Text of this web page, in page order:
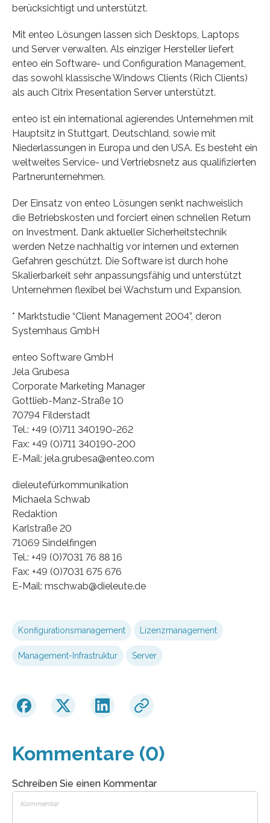
berücksichtigt und unterstützt.
Mit enteo Lösungen lassen sich Desktops, Laptops
und Server verwalten. Als einziger Hersteller liefert
enteo ein Software- und Configuration Management,
das sowohl klassische Windows Clients (Rich Clients)
als auch Citrix Presentation Server unterstützt.
enteo ist ein international agierendes Unternehmen mit
Hauptsitz in Stuttgart, Deutschland, sowie mit
Niederlassungen in Europa und den USA. Es besteht ein
weltweites Service- und Vertriebsnetz aus qualifizierten
Partnerunternehmen.
Der Einsatz von enteo Lösungen senkt nachweislich
die Betriebskosten und forciert einen schnellen Return
on Investment. Dank aktueller Sicherheitstechnik
werden Netze nachhaltig vor internen und externen
Gefahren geschützt. Die Software ist durch hohe
Skalierbarkeit sehr anpassungsfähig und unterstützt
Unternehmen flexibel bei Wachstum und Expansion.
* Marktstudie “Client Management 2004”, deron
Systemhaus GmbH
enteo Software GmbH
Jela Grubesa
Corporate Marketing Manager
Gottlieb-Manz-Straße 10
70794 Filderstadt
Tel.: +49 (0)711 340190-262
Fax: +49 (0)711 340190-200
E-Mail: jela.grubesa@enteo.com
dieleutefürkommunikation
Michaela Schwab
Redaktion
Karlstraße 20
71069 Sindelfingen
Tel.: +49 (0)7031 76 88 16
Fax: +49 (0)7031 675 676
E-Mail: mschwab@dieleute.de
Konfigurationsmanagement Lizenzmanagement
Management-Infrastruktur Server
Kommentare (0)
Schreiben Sie einen Kommentar